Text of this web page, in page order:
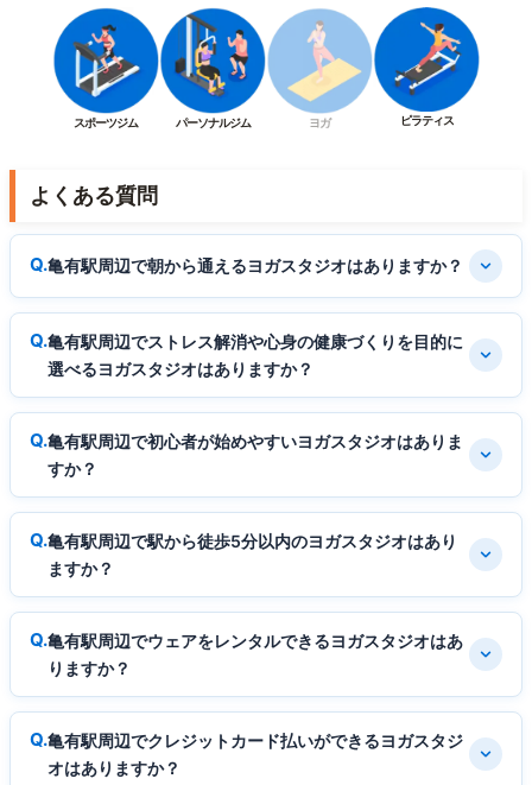
スポーツジム パーソナルジム ヨガ ピラティス
よくある質問
亀有駅周辺で朝から通えるヨガスタジオはありますか？
亀有駅周辺でストレス解消や心身の健康づくりを目的に
選べるヨガスタジオはありますか？
亀有駅周辺で初心者が始めやすいヨガスタジオはありま
すか？
亀有駅周辺で駅から徒歩5分以内のヨガスタジオはあり
ますか？
亀有駅周辺でウェアをレンタルできるヨガスタジオはあ
りますか？
亀有駅周辺でクレジットカード払いができるヨガスタジ
オはありますか？